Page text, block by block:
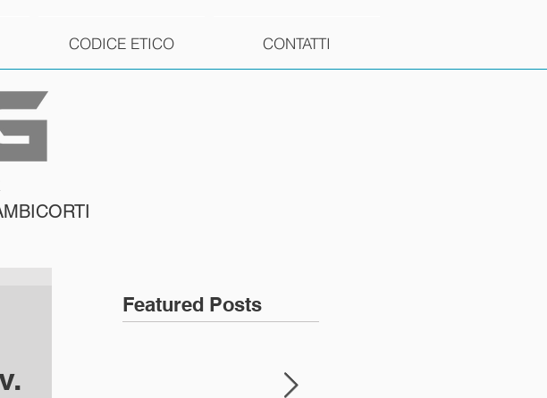
CODICE ETICO CONTATTI
Featured Posts